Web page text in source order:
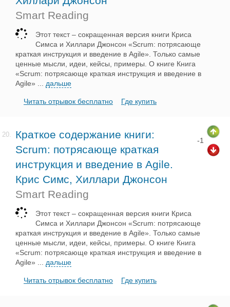
Smart Reading
Этот текст – сокращенная версия книги Криса
Симса и Хиллари Джонсон «Scrum: потрясающе
краткая инструкция и введение в Agile». Только самые
ценные мысли, идеи, кейсы, примеры. О книге Книга
«Scrum: потрясающе краткая инструкция и введение в
Agile»
дальше
Читать отрывок бесплатно Где купить
20.
Краткое содержание книги:
Scrum: потрясающе краткая
инструкция и введение в Agile.
Крис Симс, Хиллари Джонсон
Smart Reading
-1
Этот текст – сокращенная версия книги Криса
Симса и Хиллари Джонсон «Scrum: потрясающе
краткая инструкция и введение в Agile». Только самые
ценные мысли, идеи, кейсы, примеры. О книге Книга
«Scrum: потрясающе краткая инструкция и введение в
Agile»
дальше
Читать отрывок бесплатно Где купить